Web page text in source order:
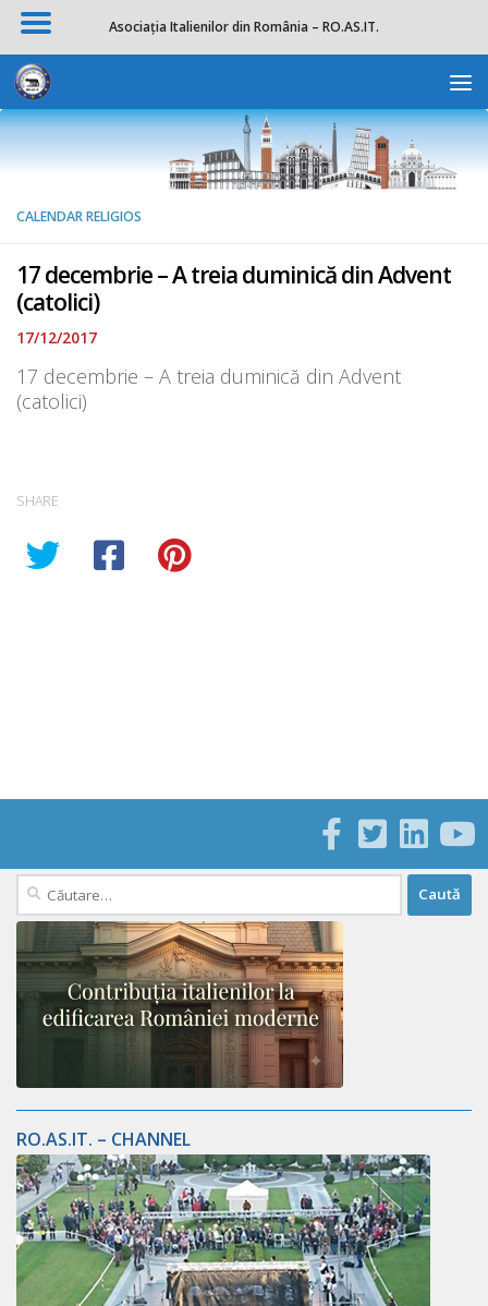
Skip to content
CALENDAR RELIGIOS
17 decembrie – A treia duminică din Advent
(catolici)
17/12/2017
17 decembrie – A treia duminică din Advent
(catolici)
SHARE
Caută
după:
RO.AS.IT. – CHANNEL
Asociația Italienilor din România – RO.AS.IT.